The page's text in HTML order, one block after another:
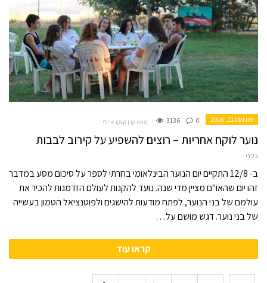
אוגוסט 11, 2016 3136 0 מאת קרן קטקו איילי
נוער לוקח אחריות – רוצים להשפיע על קירוב לבבות
כללי
ב- 12/8 התקיים יום הנוער הבינלאומי בחרתי לספר על סיכום מסע במדבר
זהו יום שהאו"ם מציין מדי שנה. נועד להקנות לעולם הזדמנות להכיר את
עולמם של בני הנוער, לפתח מודעות להישגים ולפוטנציאל הטמון בעשייה
של בני נוער. דגש מושם על…
קראו עוד